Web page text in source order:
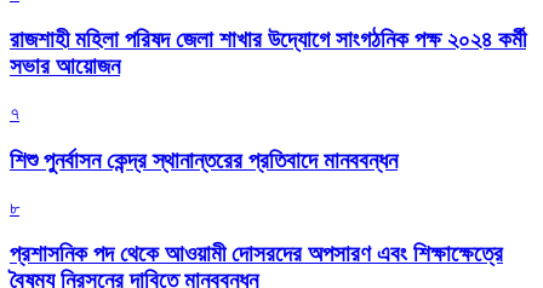
রাজশাহী মহিলা পরিষদ জেলা শাখার উদ্যোগে সাংগঠনিক পক্ষ ২০২৪ কর্মী
সভার আয়োজন
৭
শিশু পুনর্বাসন কেন্দ্র স্থানান্তরের প্রতিবাদে মানববন্ধন
৮
প্রশাসনিক পদ থেকে আওয়ামী দোসরদের অপসারণ এবং শিক্ষাক্ষেত্রে
বৈষম্য নিরসনের দাবিতে মানববন্ধন